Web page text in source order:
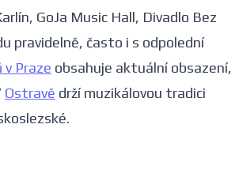
GoJa Music Hall, Divadlo Bez
pravidelně, často i s odpolední
Praze obsahuje aktuální obsazení,
Ostravě drží muzikálovou tradici